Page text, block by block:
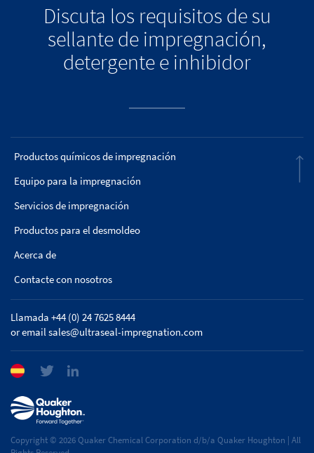
Discuta los requisitos de su
sellante de impregnación,
detergente e inhibidor
Productos químicos de impregnación
Equipo para la impregnación
Servicios de impregnación
Productos para el desmoldeo
Acerca de
Contacte con nosotros
Llamada +44 (0) 24 7625 8444
or emailsales@ultraseal-impregnation.com
Copyright © 2026 Quaker Chemical Corporation d/b/a Quaker Houghton | All